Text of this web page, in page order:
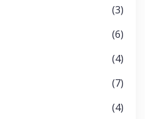
(3)
(6)
(4)
(7)
(4)